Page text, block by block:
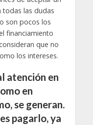
todas las dudas
son pocos los
financiamiento
que no
los intereses.
atención en
en
se generan.
pagarlo, ya